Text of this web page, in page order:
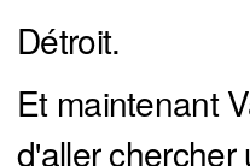
Détroit.
Et maintenant
d'aller